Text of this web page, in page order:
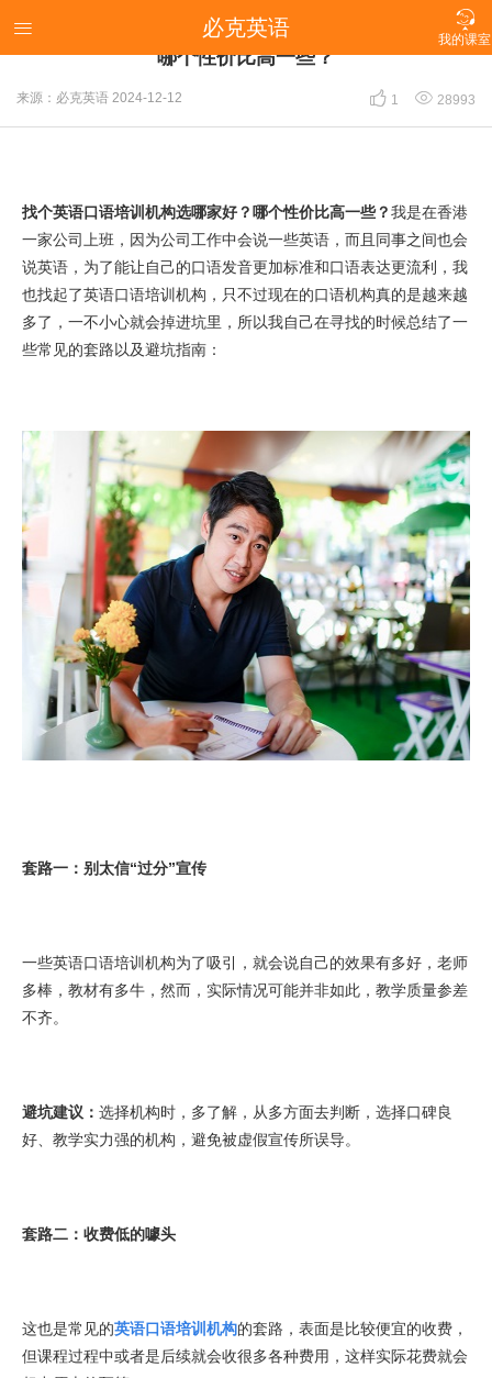

我的课室
 必克英语
普通人来说说，找个英语口语培训机构选哪家好？
哪个性价比高一些？
来源：必克英语 2024-12-12  1  28993
找个英语口语培训机构选哪家好？哪个性价比高一些？我是在香港
一家公司上班，因为公司工作中会说一些英语，而且同事之间也会
说英语，为了能让自己的口语发音更加标准和口语表达更流利，我
也找起了英语口语培训机构，只不过现在的口语机构真的是越来越
多了，一不小心就会掉进坑里，所以我自己在寻找的时候总结了一
些常见的套路以及避坑指南：
套路一：别太信“过分”宣传
一些英语口语培训机构为了吸引，就会说自己的效果有多好，老师
多棒，教材有多牛，然而，实际情况可能并非如此，教学质量参差
不齐。
避坑建议： 选择机构时，多了解，从多方面去判断，选择口碑良
好、教学实力强的机构，避免被虚假宣传所误导。
套路二：收费低的噱头
这也是常见的英语口语培训机构的套路，表面是比较便宜的收费，
但课程过程中或者是后续就会收很多各种费用，这样实际花费就会